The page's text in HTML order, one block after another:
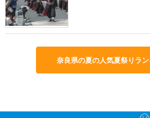
奈良県の夏の人気夏祭りラ